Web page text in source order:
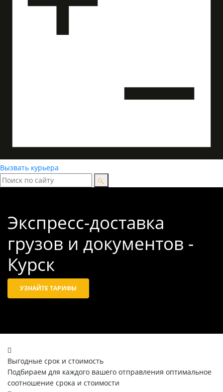
Вызвать курьера
Экспресс-доставка
грузов и документов -
Курск
УЗНАЙТЕ ТАРИФЫ
Выгодные срок и стоимость
Подбираем для каждого вашего отправления оптимальное
соотношение срока и стоимости